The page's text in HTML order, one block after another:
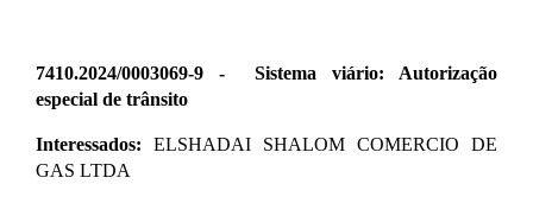
7410.2024/0003069-9 -
Sistema viário: Autorização
especial de trânsito
Interessados: ELSHADAI SHALOM COMERCIO DE
GAS LTDA